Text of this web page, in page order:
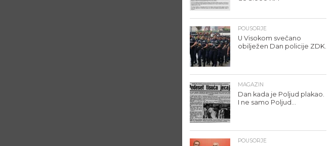
POUSORJE
U Visokom svečano
obilježen Dan policije ZDK.
MAGAZIN
Dan kada je Poljud plakao.
I ne samo Poljud…
POUSORJE